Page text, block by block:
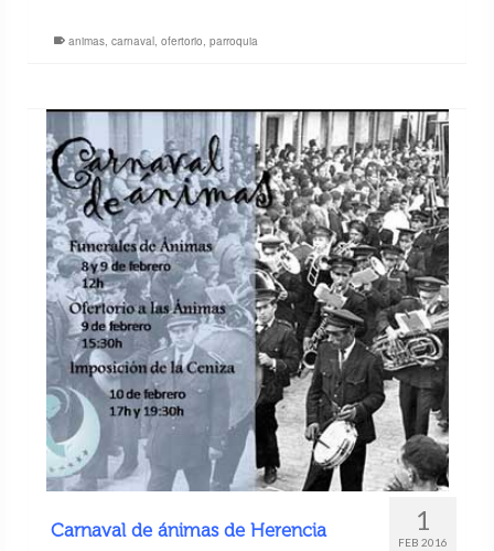
animas, carnaval, ofertorio parroquia
1
FEB 2016
Carnaval de ánimas de Herencia